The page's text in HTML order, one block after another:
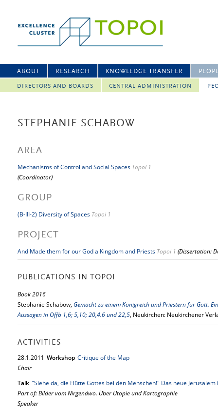
ABOUT RESEARCH KNOWLEDGE TRANSFER
DIRECTORS AND BOARDS CENTRAL ADMINISTRATION
STEPHANIE SCHABOW
AREA
Mechanisms of Control and Social Spaces Topoi 1
(Coordinator)
GROUP
(B-III-2) Diversity of Spaces Topoi 1
PROJECT
And Made them for our God a Kingdom and Priests Topoi 1 (Dissertation:
PUBLICATIONS IN TOPOI
Book 2016
Stephanie Schabow, Gemacht zu einem Königreich und Priestern für Gott.
Aussagen in Offb 1,6; 5,10; 20,4.6 und 22,5, Neukirchen: Neukirchener
ACTIVITIES
28.1.2011 Workshop Critique of the Map
Chair
Talk "Siehe da, die Hütte Gottes bei den Menschen!" Das neue
Part of: Bilder vom Nirgendwo. Über Utopie und Kartographie
Speaker